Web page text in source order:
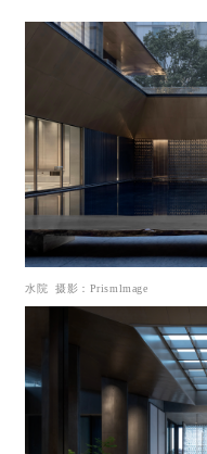
水院摄影： Prismlmage